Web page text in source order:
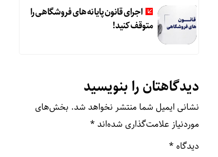
اجرای قانون پایانه های فروشگاهی را
متوقف کنید!
دیدگاهتان را بنویسید
نشانی ایمیل شما منتشر نخواهد شد. بخش‌های
موردنیاز علامت‌گذاری شده‌اند *
دیدگاه *